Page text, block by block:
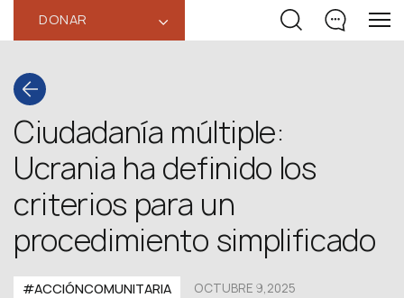
DONAR ‹
Ciudadanía múltiple:
Ucrania ha definido los
criterios para un
procedimiento simplificado
#ACCIÓNCOMUNITARIA OCTUBRE 9,2025